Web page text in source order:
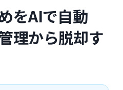
をAIで自動
理から脱却す